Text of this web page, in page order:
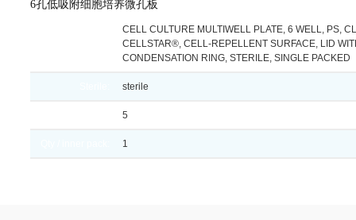
6孔低吸附细胞培养微孔板
CELL CULTURE MULTIWELL PLATE, 6 WELL, PS,
CELLSTAR®, CELL-REPELLENT SURFACE, LID
CONDENSATION RING, STERILE, SINGLE PACKED
sterile
5
1